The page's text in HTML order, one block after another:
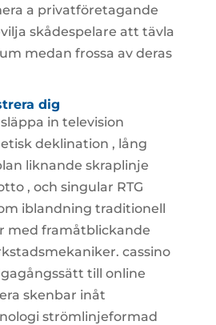
a privatföretagande
skådespelare att tävla
medan frossa av deras
dig
in television
deklination , lång
liknande skraplinje
, och singular RTG
iblandning traditionell
med framåtblickande
cassino
till online
skenbar inåt
strömlinjeformad